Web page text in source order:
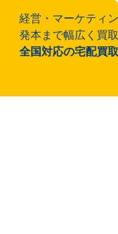
経営・マーケティ
発本まで幅広く買
全国対応の宅配買取